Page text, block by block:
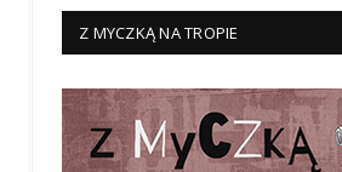
Z MYCZKĄ NA TROPIE